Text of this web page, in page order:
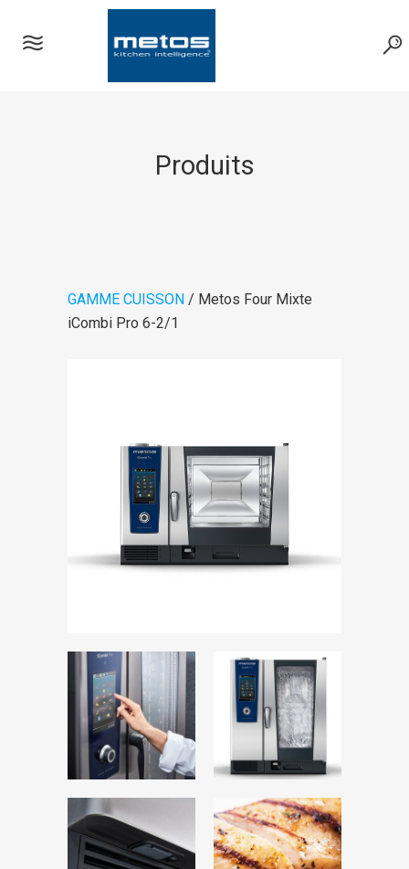
Produits
GAMME CUISSON / Metos Four Mixte
iCombi Pro 6-2/1